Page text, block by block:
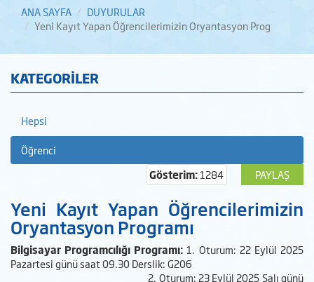
ANA SAYFA
DUYURULAR
Yeni Kayıt Yapan Öğrencilerimizin Oryantasyon Prog
KATEGORİLER
Hepsi
Öğrenci
PAYLAŞ
Gösterim:1284
Yeni Kayıt Yapan Öğrencilerimizin
Oryantasyon Programı
Bilgisayar Programcılığı Programı:1. Oturum: 22 Eylül 2025
Pazartesi günü saat 09.30 Derslik: G206
2. Oturum: 23 Eylül 2025 Salı günü